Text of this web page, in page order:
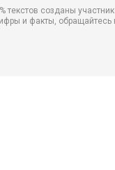
текстов созданы
и факты,